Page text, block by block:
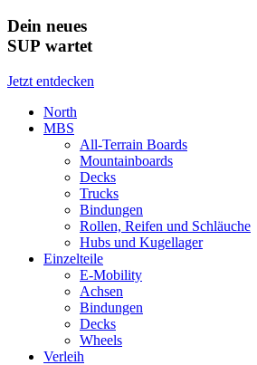
Dein neues
SUP wartet
Jetzt entdecken
North
MBS
All-Terrain Boards
Mountainboards
Decks
Trucks
Bindungen
Rollen, Reifen und Schläuche
Hubs und Kugellager
Einzelteile
E-Mobility
Achsen
Bindungen
Decks
Wheels
Verleih